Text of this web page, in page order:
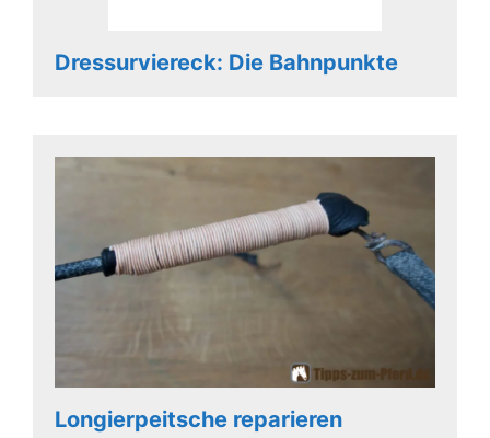
Dressurviereck: Die Bahnpunkte
Longierpeitsche reparieren